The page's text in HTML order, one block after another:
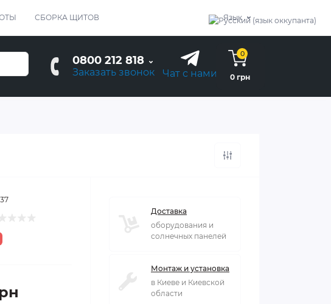
СБОРКА ЩИТОВ Язык
0800 212 818
Заказать звонок Чат с нами
0
0 грн
Доставка
оборудования и
солнечных панелей
Монтаж и установка
в Киеве и Киевской
области